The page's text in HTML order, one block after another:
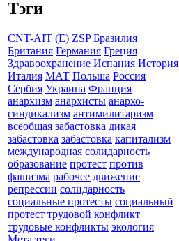
Тэги
CNT-AIT (E) ZSP Бразилия
Британия Германия Греция
Здравоохранение Испания История
Италия МАТ Польша Россия
Сербия Украина Франция
анархизм анархисты анархо-
синдикализм антимилитаризм
всеобщая забастовка дикая
забастовка забастовка капитализм
международная солидарность
образование протест против
фашизма рабочее движение
репрессии солидарность
социальные протесты социальный
протест трудовой конфликт
трудовые конфликты экология